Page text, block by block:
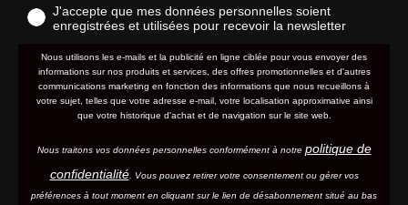
J'accepte que mes données personnelles soient
enregistrées et utilisées pour recevoir la newsletter
Nous utilisons les e-mails et la publicité en ligne ciblée pour vous envoyer des
informations sur nos produits et services, des offres promotionnelles et d'autres
communications marketing en fonction des informations que nous recueillons à
votre sujet, telles que votre adresse e-mail, votre localisation approximative ainsi
que votre historique d'achat et de navigation sur le site web.
Nous traitons vos données personnelles conformément à notre politique de
confidentialité. Vous pouvez retirer votre consentement ou gérer vos
préférences à tout moment en cliquant sur le lien de désabonnement situé au bas